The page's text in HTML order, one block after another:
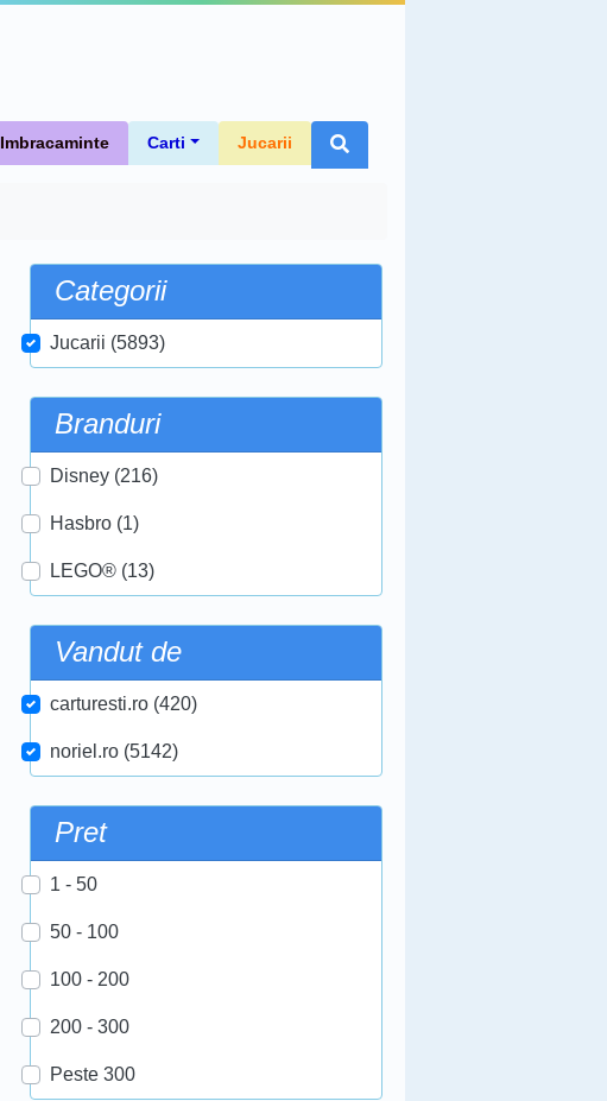
Imbracaminte Carti Jucarii
Categorii
Jucarii (5893)
Branduri
Disney (216)
Hasbro (1)
LEGO® (13)
Vandut de
carturesti.ro (420)
noriel.ro (5142)
Pret
1 - 50
50 - 100
100 - 200
200 - 300
Peste 300